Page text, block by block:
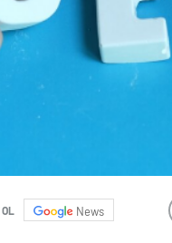
OL News